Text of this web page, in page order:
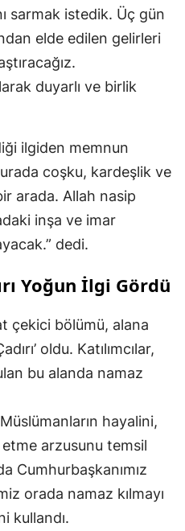
sarmak istedik. Üç gün
elde edilen gelirleri
duyarlı ve birlik
ilgiden memnun
coşku, kardeşlik ve
arada. Allah nasip
inşa ve imar
dedi.
Yoğun İlgi Gördü
çekici bölümü, alana
oldu. Katılımcılar,
bu alanda namaz
hayalini,
arzusunu temsil
Cumhurbaşkanımız
orada namaz kılmayı
kullandı.